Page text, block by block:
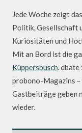
Jede Woche zeigt
Politik, Gesellschaft
Kuriositäten und
Mit an Bord ist die
Küppersbusch. dbate
probono-Magazins
Gastbeiträge geben
wieder.